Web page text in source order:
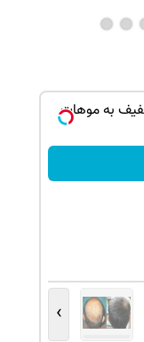
با ۴۵٪ تخفیف به موهات
›